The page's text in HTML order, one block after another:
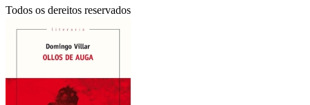
Todos os dereitos reservados